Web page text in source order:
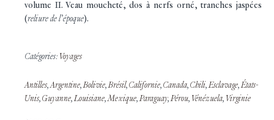
volume II. Veau moucheté, dos à nerfs orné, tranches jaspées
(reliure de l’époque).
Catégories: Voyages
Antilles, Argentine, Bolivie, Brésil, Californie, Canada, Chili, Esclavage, États-
Unis, Guyanne, Louisiane, Mexique, Paraguay, Pérou, Vénézuela, Virginie